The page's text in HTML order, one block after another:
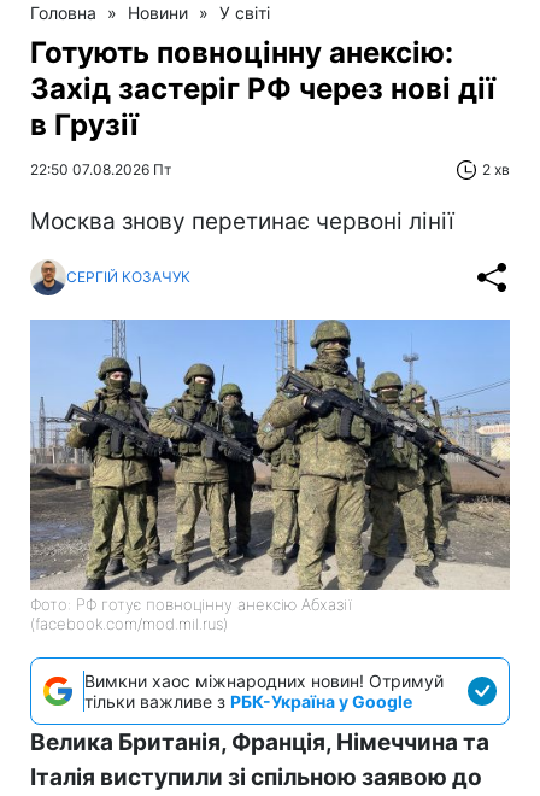
Головна » Новини » У світі
Готують повноцінну анексію:
Захід застеріг РФ через нові дії
в Грузії
22:50 07.08.2026 Пт 2 хв
Москва знову перетинає червоні лінії
СЕРГІЙ КОЗАЧУК
Фото: РФ готує повноцінну анексію Абхазії
(facebook.com/mod.mil.rus)
Вимкни хаос міжнародних новин! Отримуй
тільки важливе з РБК-Україна у Google
Велика Британія, Франція, Німеччина та
Італія виступили зі спільною заявою до